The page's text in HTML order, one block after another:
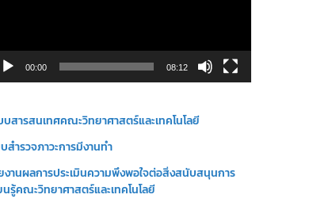
00:00 08:12
บสารสนเทศคณะวิทยาศาสตร์และเทคโนโลยี
สำรวจภาวะการมีงานทำ
งานผลการประเมินความพึงพอใจต่อสิ่งสนับสนุนการ
นรู้คณะวิทยาศาสตร์และเทคโนโลยี